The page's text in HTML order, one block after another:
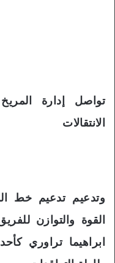
تواصل إدارة
الانتقالات
وتدعيم تدعيم خط
القوة والتوازن
ابراهيما تراوري